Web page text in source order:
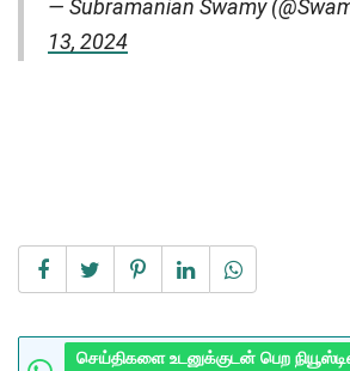
— Subramanian Swamy
13, 2024
செய்திகளை உடனுக்குடன் பெற